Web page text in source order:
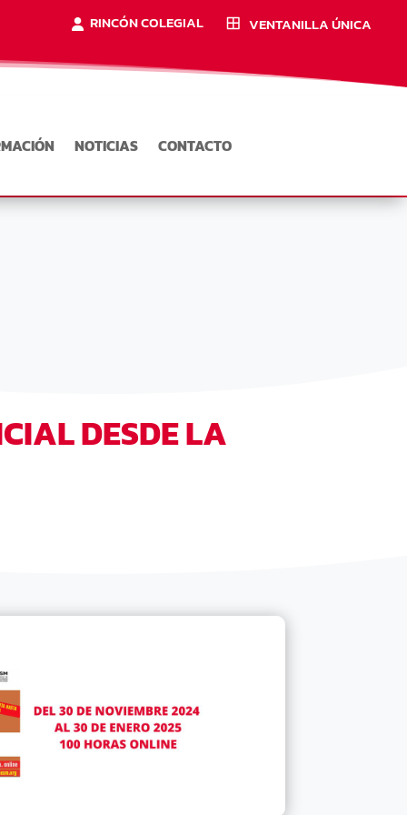
RINCÓN COLEGIAL VENTANILLA ÚNICA
NOTICIAS CONTACTO
DESDE LA